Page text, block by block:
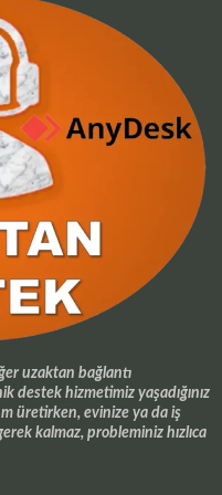
uzaktan bağlantı
destek hizmetimiz yaşadığınız
üretirken, evinize ya da iş
kalmaz, probleminiz hızlıca